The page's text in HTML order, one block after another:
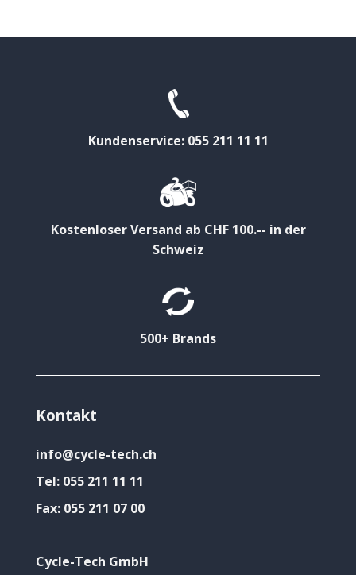
Kundenservice: 055 211 11 11
Kostenloser Versand ab CHF 100.-- in der
Schweiz
500+ Brands
Kontakt
info@cycle-tech.ch
Tel: 055 211 11 11
Fax: 055 211 07 00
Cycle-Tech GmbH